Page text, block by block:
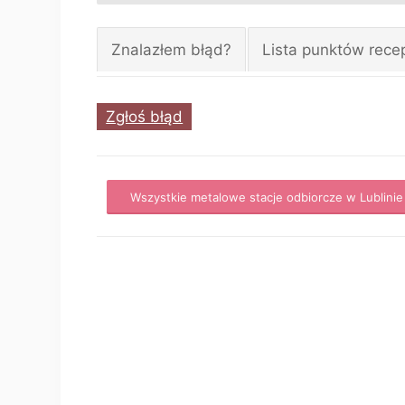
Znalazłem błąd? Lista punktów
Zgłoś błąd
Wszystkie metalowe stacje odbiorcze w Lublinie